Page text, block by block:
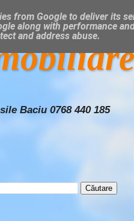
Baciu 0768 440 185
from Google to deliver its
along with performance
and address abuse.